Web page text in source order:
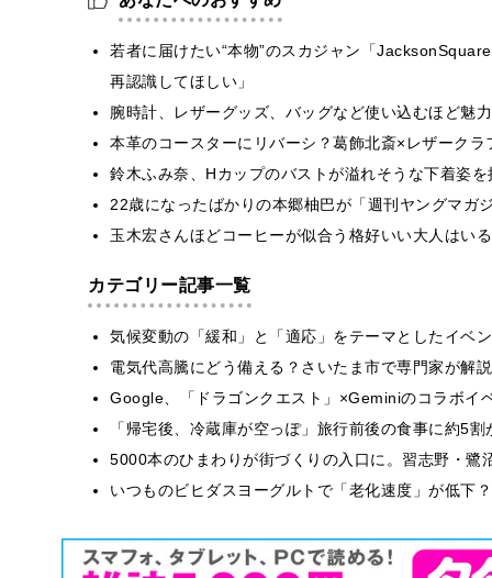
若者に届けたい“本物”のスカジャン「
再認識してほしい」
腕時計、レザーグッズ、バッグなど使い込むほど魅
本革のコースターにリバーシ？葛飾北斎×レザーク
鈴木ふみ奈、Hカップのバストが溢れそうな下着姿
22歳になったばかりの本郷柚巴が「週刊ヤングマガ
玉木宏さんほどコーヒーが似合う格好いい大人はい
カテゴリー記事一覧
気候変動の「緩和」と「適応」をテーマとしたイベ
電気代高騰にどう備える？さいたま市で専門家が解
Google、「ドラゴンクエスト」×Geminiのコラボイ
「帰宅後、冷蔵庫が空っぽ」旅行前後の食事に約5
5000本のひまわりが街づくりの入口に。習志野・
いつものビヒダスヨーグルトで「老化速度」が低